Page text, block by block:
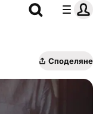
Споделяне